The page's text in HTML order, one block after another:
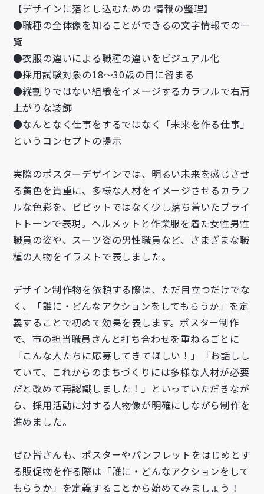
【デザインに落とし込むための 情報の整理】
●職種の全体像を知ることができるの文字情報での一
覧
●衣服の違いによる職種の違いをビジュアル化
●採用試験対象の18〜30歳の目に留まる
●縦割りではない組織をイメージするカラフルで右肩
上がりな装飾
●なんとなく仕事をするではなく「未来を作る仕事」
というコンセプトの提示
実際のポスターデザインでは、明るい未来を感じさせ
る黄色を貴重に、多様な人材をイメージさせるカラフ
ルな色彩を、ビビットではなく少し落ち着いたブライ
トトーンで表現。ヘルメットと作業服を着た女性男性
職員の姿や、スーツ姿の男性職員など、さまざまな職
種の人物をイラストで表しました。
デザイン制作物を依頼する際は、ただ目立つだけでな
く、「誰に・どんなアクションをしてもらうか」を定
義することで初めて効果を表します。ポスター制作
で、市の担当職員さんと打ち合わせを重ねるごとに
「こんな人たちに応募してきてほしい！」「お話しし
ていて、これからのまちづくりには多様な人材が必要
だと改めて再認識しました！」といっていただきなが
ら、採用活動に対する人物像が明確にしながら制作を
進めました。
ぜひ皆さんも、ポスターやパンフレットをはじめとす
る販促物を作る際は「誰に・どんなアクションをして
もらうか」を定義することから始めてみましょう！
ブランディングのヒントが詰まった
オリジナル資料をプレゼントいたします。
企業名